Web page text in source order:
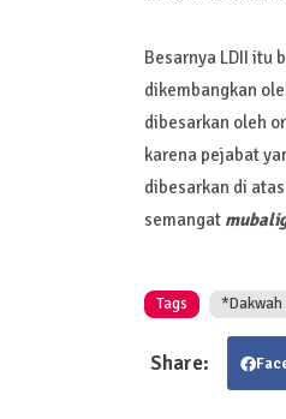
Besarnya LDII itu
dikembangkan
dibesarkan oleh
karena pejabat
dibesarkan di
semangat
Tags *Dakwah